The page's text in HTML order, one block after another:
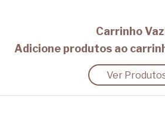
Carrinho
Adicione produtos ao
Ver